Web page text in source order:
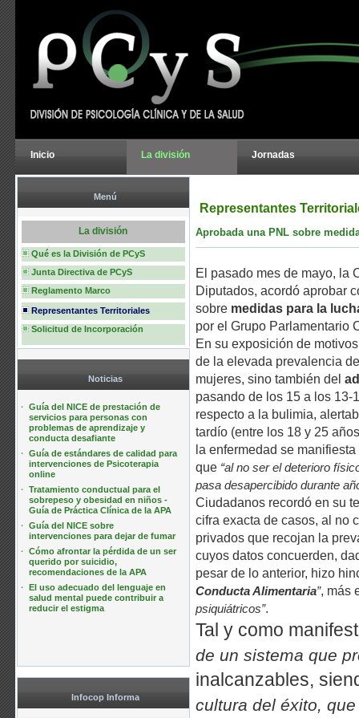
Inicio La división Jornadas
Menú
La división
Qué es la División de PCyS
Junta Directiva de PCyS
Reglamento Marco
Representantes Territoriales
Solicitud de Incorporación
Noticias
· Guía del NICE de prestación de
servicios para personas con
problemas de aprendizaje y
conducta desafiante
· Guía de estándares de calidad para
intervenciones de Psicoterapia
online
· Tratamiento conductual para el
sobrepeso y obesidad en niños -
Guía de Práctica Clínica de la APA
· Guía del NICE sobre
intervenciones para dejar de fumar
· Cómo afrontar la pérdida de un ser
querido por suicidio,
recomendaciones de la APA
· El uso adecuado del lenguaje en
salud mental puede contribuir a
reducir el estigma
Infocop Informa
Representantes
Aprobada una PNL sobre
El pasado mes de mayo, la
Diputados, acordó aprobar
sobre medidas para la
por el Grupo Parlamentario
En su exposición de
de la elevada prevalencia
mujeres, sino también del
pasando de los 15 a los 13-
respecto a la bulimia,
tardío (entre los 18 y 25
la enfermedad se
que “al no ser el deterioro
pasa desapercibido durante
Ciudadanos recordó en su
cifra exacta de casos, al no
privados que recojan la
cuyos datos concuerden,
pesar de lo anterior, hizo
Conducta Alimentaria”, más
psiquiátricos”.
Tal y como
de un sistema que
inalcanzables,
cultura del éxito,